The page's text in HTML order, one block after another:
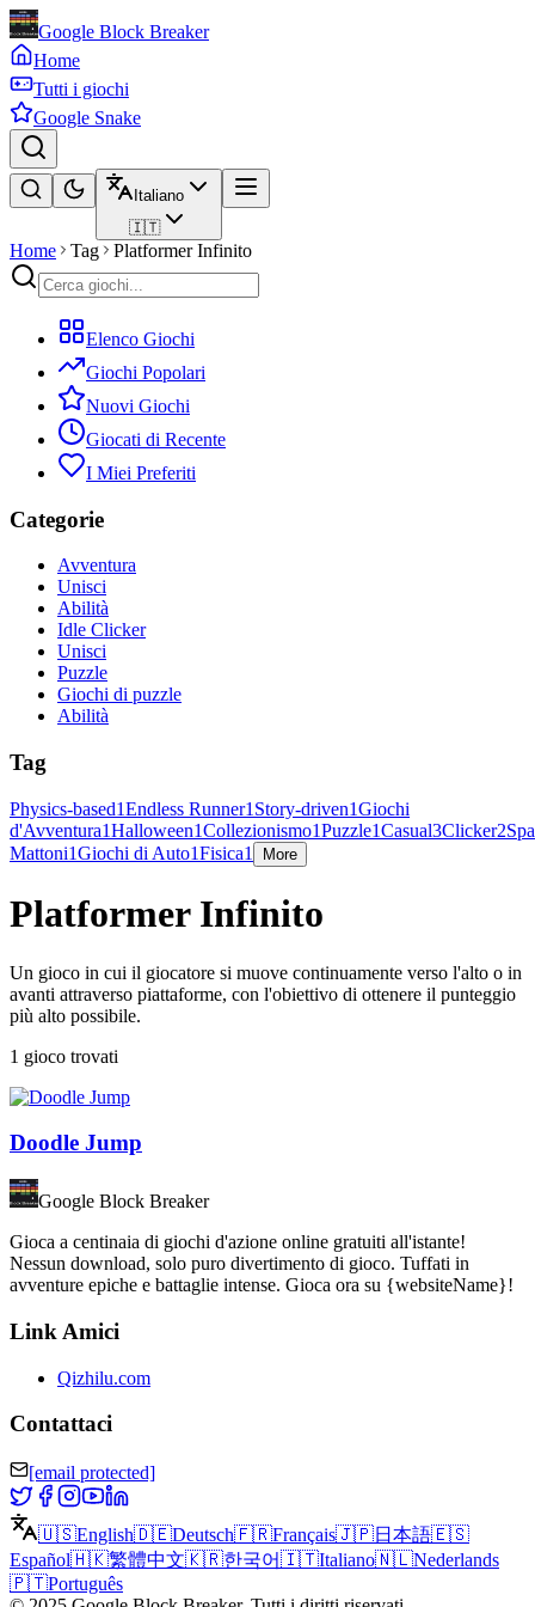
Google Block Breaker
Home
Tutti i giochi
Google Snake
Italiano
🇮🇹
Home Tag Platformer Infinito
Elenco Giochi
Giochi Popolari
Nuovi Giochi
Giocati di Recente
I Miei Preferiti
Categorie
Avventura
Unisci
Abilità
Idle Clicker
Unisci
Puzzle
Giochi di puzzle
Abilità
Tag
Physics-based1Endless Runner1 Story-driven1Giochi
d'Avventura1Halloween1Collezionismo1Puzzle1Casual3Clicker2
Mattoni1Giochi di Auto1Fisica1 More
Platformer Infinito
Un gioco in cui il giocatore si muove continuamente verso l'alto o in
avanti attraverso piattaforme, con l'obiettivo di ottenere il punteggio
più alto possibile.
1 gioco trovati
Doodle Jump
Google Block Breaker
Gioca a centinaia di giochi d'azione online gratuiti all'istante!
Nessun download, solo puro divertimento di gioco. Tuffati in
avventure epiche e battaglie intense. Gioca ora su {websiteName}!
Link Amici
Qizhilu.com
Contattaci
[email protected]
🇺🇸English🇩🇪Deutsch🇫🇷Français🇯🇵日本語🇪🇸
Español🇭🇰繁體中文🇰🇷한국어🇮🇹Italiano🇳🇱Nederlands
🇵🇹Português